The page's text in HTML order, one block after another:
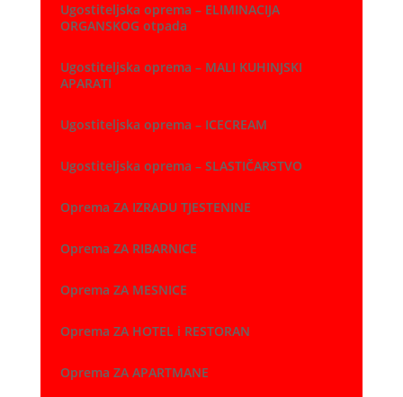
Ugostiteljska oprema – ELIMINACIJA
ORGANSKOG otpada
Ugostiteljska oprema – MALI KUHINJSKI
APARATI
Ugostiteljska oprema – ICECREAM
Ugostiteljska oprema – SLASTIČARSTVO
Oprema ZA IZRADU TJESTENINE
Oprema ZA RIBARNICE
Oprema ZA MESNICE
Oprema ZA HOTEL i RESTORAN
Oprema ZA APARTMANE